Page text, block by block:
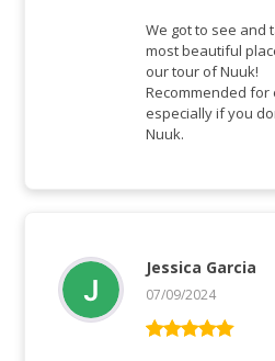
of 5
We got to see and
most beautiful
our tour of Nuuk!
Recommended
especially if you
Nuuk.
Jessica Garcia
07/09/2024